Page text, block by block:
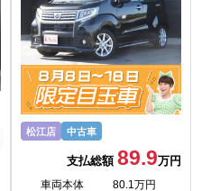
松江店 中古車
支払総額89.9万円
車両本体
80.1万円